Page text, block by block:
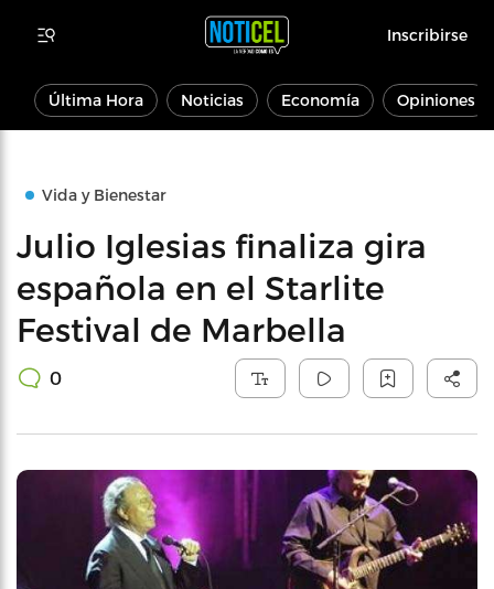
Inscribirse
Última Hora Noticias Economía Opiniones
Vida y Bienestar
Julio Iglesias finaliza gira
española en el Starlite
Festival de Marbella
0